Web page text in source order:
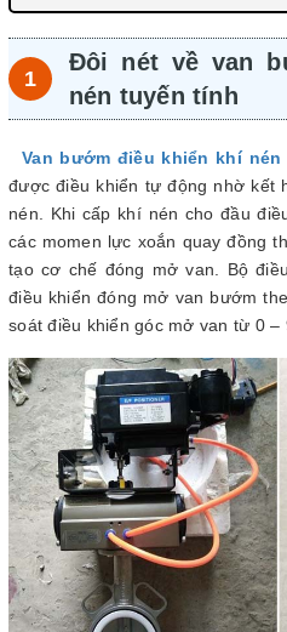
Đôi nét về van
nén tuyến tính
Van bướm điều khiển khí
được điều khiển tự động nhờ kết
nén. Khi cấp khí nén cho đầu
các momen lực xoắn quay đồng
tạo cơ chế đóng mở van. Bộ
điều khiển đóng mở van bướm
soát điều khiển góc mở van từ 0 –